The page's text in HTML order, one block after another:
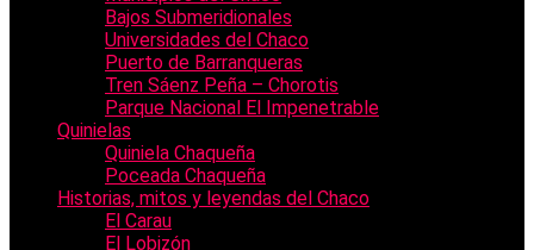
Bajos Submeridionales
Universidades del Chaco
Puerto de Barranqueras
Tren Sáenz Peña – Chorotis
Parque Nacional El Impenetrable
Quinielas
Quiniela Chaqueña
Poceada Chaqueña
Historias, mitos y leyendas del Chaco
El Carau
El Lobizón